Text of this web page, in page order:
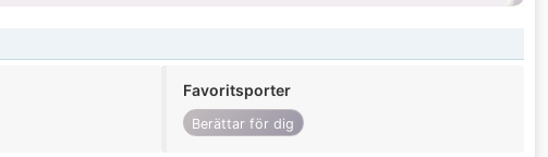
Favoritsporter
Berättar för dig